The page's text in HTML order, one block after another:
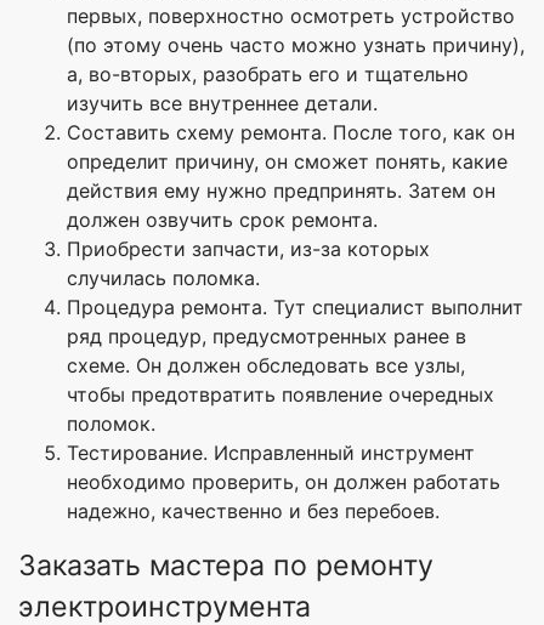
первых, поверхностно осмотреть устройство
(по этому очень часто можно узнать причину),
а, во-вторых, разобрать его и тщательно
изучить все внутреннее детали.
Составить схему ремонта. После того, как он
определит причину, он сможет понять, какие
действия ему нужно предпринять. Затем он
должен озвучить срок ремонта.
Приобрести запчасти, из-за которых
случилась поломка.
Процедура ремонта. Тут специалист выполнит
ряд процедур, предусмотренных ранее в
схеме. Он должен обследовать все узлы,
чтобы предотвратить появление очередных
поломок.
Тестирование. Исправленный инструмент
необходимо проверить, он должен работать
надежно, качественно и без перебоев.
Заказать мастера по ремонту
электроинструмента